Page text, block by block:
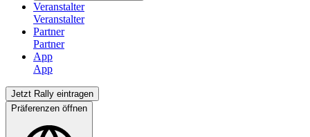
Veranstalter
Partner
App
Jetzt Rally eintragen
Präferenzen öffnen